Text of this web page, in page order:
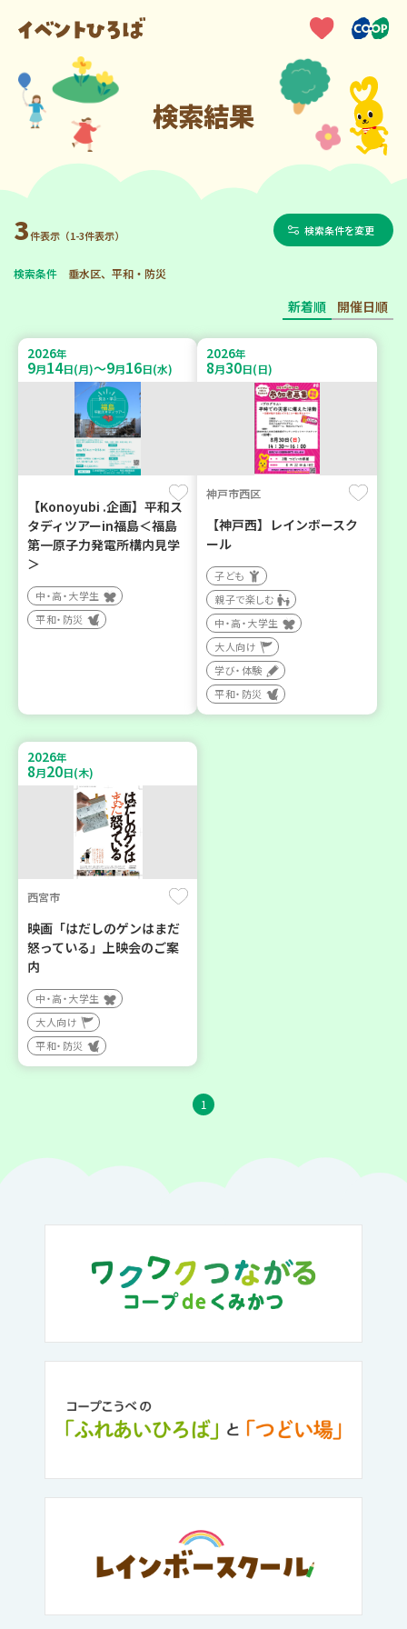
検索結果
3件表示（1-3件表示） 検索条件を変更
検索条件 垂水区、平和・防災
新着順 開催日順
2026年
9月14日(月)～9月16日(水)
【Konoyubi .企画】平和ス
タディツアーin福島＜福島
第一原子力発電所構内見学
＞
中・高・大学生
平和・防災
2026年
8月30日(日)
神戸市西区
【神戸西】レインボースク
ール
子ども
親子で楽しむ
中・高・大学生
大人向け
学び・体験
平和・防災
2026年
8月20日(木)
西宮市
映画「はだしのゲンはまだ
怒っている」上映会のご案
内
中・高・大学生
大人向け
平和・防災
1